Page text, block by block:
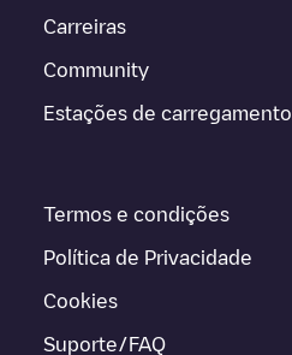
Carreiras
Community
Estações de carregamento
Termos e condições
Política de Privacidade
Cookies
Suporte/FAQ